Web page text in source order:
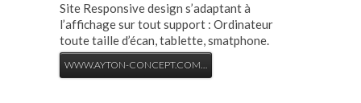
Site Responsive design s’adaptant à
l’affichage sur tout support : Ordinateur
toute taille d’écan, tablette, smatphone.
WWW.AYTON-CONCEPT.COM…